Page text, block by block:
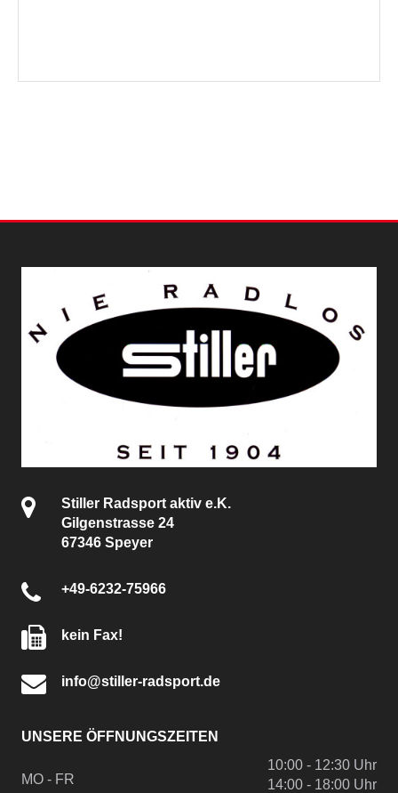
Stiller Radsport aktiv e.K.
Gilgenstrasse 24
67346 Speyer
+49-6232-75966
kein Fax!
info@stiller-radsport.de
UNSERE ÖFFNUNGSZEITEN
MO - FR
10:00 - 12:30 Uhr
14:00 - 18:00 Uhr